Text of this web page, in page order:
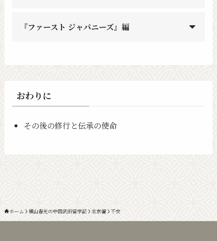
『ファースト ジャパニーズ』編
おわりに
その後の修行と伝承の使命
ホーム 横山春光の中国武術留学記 北京編 不安